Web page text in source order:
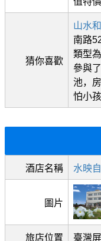
猜你喜歡
山水
南路
類型
參與
池，
怕小
酒店名稱 水映
圖片
旅店位置 臺灣